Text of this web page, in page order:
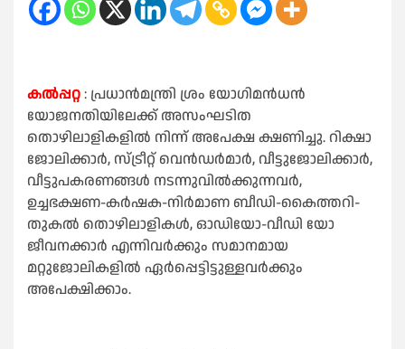
കൽപ്പറ്റ: പ്രധാൻമന്ത്രി ശ്രം യോഗിമൻധൻ
യോജനതിയിലേക്ക് അസംഘടിത
തൊഴിലാളികളിൽ നിന്ന് അപേക്ഷ ക്ഷണിച്ചു. റിക്ഷാ
ജോലിക്കാർ, സ്ട്രീറ്റ് വെൻഡർമാർ, വീട്ടുജോലിക്കാർ,
വീട്ടുപകരണങ്ങൾ നടന്നുവിൽക്കുന്നവർ,
ഉച്ചഭക്ഷണ-കർഷക-നിർമാണ ബീഡി-കൈത്തറി-
തുകൽ തൊഴിലാളികൾ, ഓഡിയോ-വീഡി യോ
ജീവനക്കാർ എന്നിവർക്കും സമാനമായ
മറ്റുജോലികളിൽ ഏർപ്പെട്ടിട്ടുള്ളവർക്കും
അപേക്ഷിക്കാം.